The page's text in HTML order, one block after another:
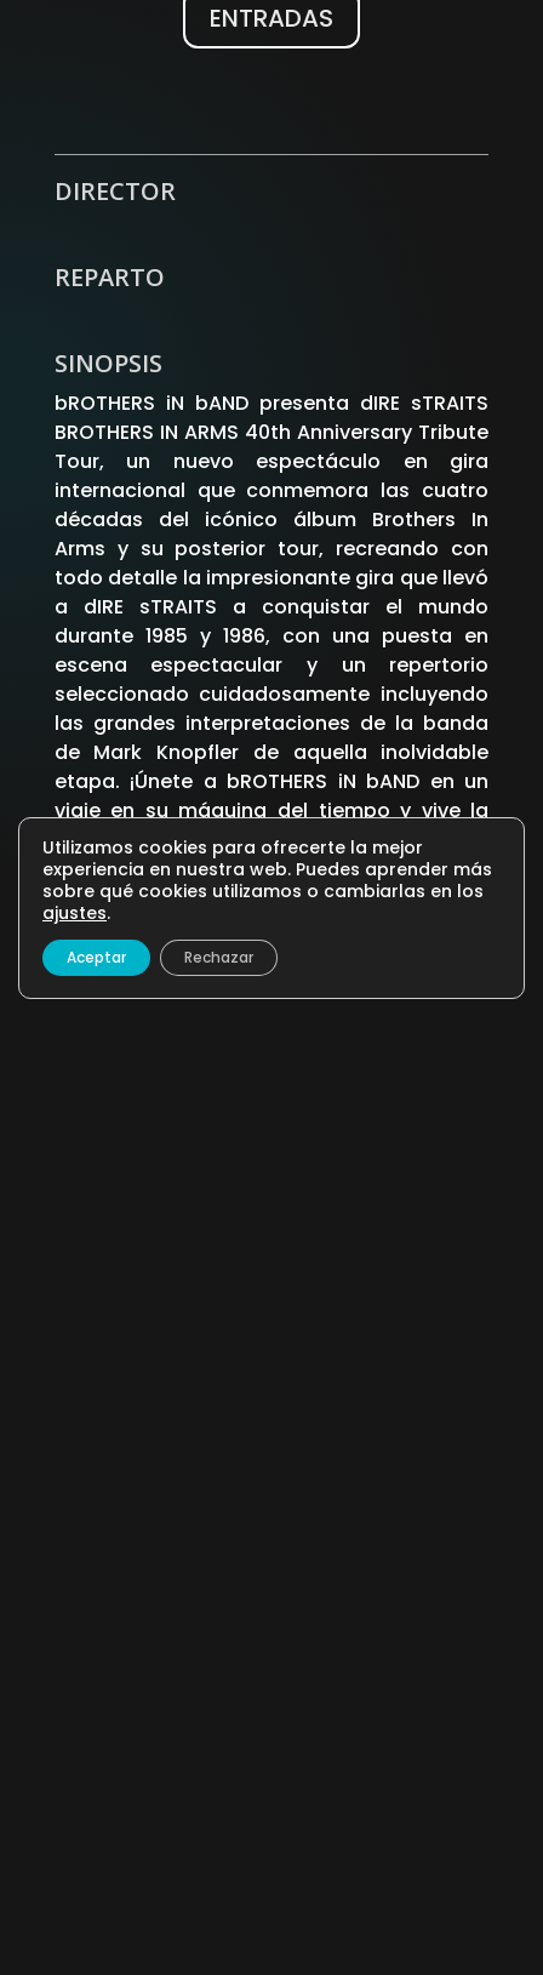
DIRECTOR
REPARTO
SINOPSIS
bROTHERS iN bAND presenta dIRE sTRAITS
BROTHERS IN ARMS 40th Anniversary Tribute
Tour, un nuevo espectáculo en gira
internacional que conmemora las cuatro
décadas del icónico álbum Brothers In
Arms y su posterior tour, recreando con
todo detalle la impresionante gira que llevó
a dIRE sTRAITS a conquistar el mundo
durante 1985 y 1986, con una puesta en
escena espectacular y un repertorio
seleccionado cuidadosamente incluyendo
las grandes interpretaciones de la banda
de Mark Knopfler de aquella inolvidable
etapa. ¡Únete a bROTHERS iN bAND en un
viaje en su máquina del tiempo y vive la
experiencia dIRE sTRAITS como nunca
antes!
TP 130
ENTRADAS
WhatsApp
Facebook
X
Utilizamos cookies para ofrecerte la mejor
experiencia en nuestra web. Puedes aprender más
sobre qué cookies utilizamos o cambiarlas en los
ajustes.
Aceptar Rechazar